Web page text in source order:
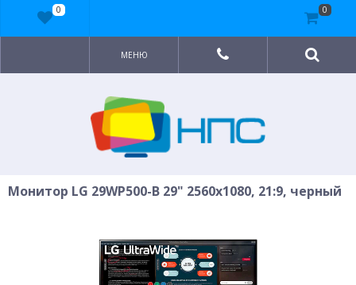
МЕНЮ
Монитор LG 29WP500-B 29" 2560x1080, 21:9, черный
0 0